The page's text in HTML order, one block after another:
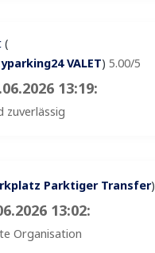
(
VALET) 5.00/5
13:19:
zuverlässig
Parktiger Transfer)
13:02:
Organisation